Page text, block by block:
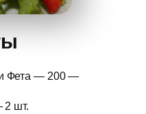
Фета — 200 —
2 шт.